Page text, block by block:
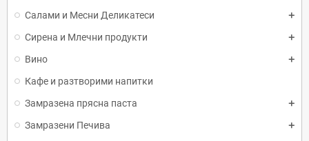
Салами и Месни Деликатеси
Сирена и Млечни продукти
Вино
Кафе и разтворими напитки
Замразена прясна паста
Замразени Печива